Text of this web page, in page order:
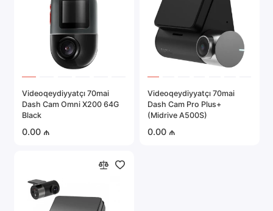
Videoqeydiyyatçı 70mai
Dash Cam Omni X200 64G
Black
0.00 ₼
Videoqeydiyyatçı 70mai
Dash Cam Pro Plus+
(Midrive A500S)
0.00 ₼